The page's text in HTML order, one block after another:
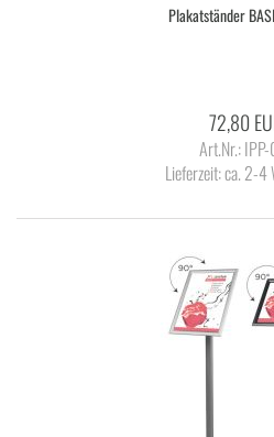
Pla­kat­stän­der
72,80
Art.Nr.:
Lieferzeit:ca. 2-4